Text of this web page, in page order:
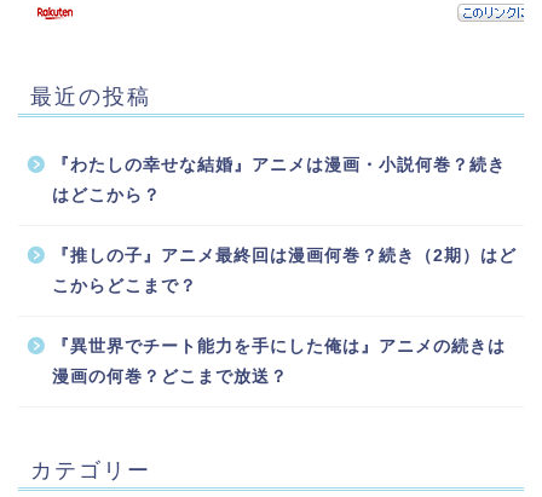
最近の投稿
『わたしの幸せな結婚』アニメは漫画・小説何巻？続き
はどこから？
『推しの子』アニメ最終回は漫画何巻？続き（2期）はど
こからどこまで？
『異世界でチート能力を手にした俺は』アニメの続きは
漫画の何巻？どこまで放送？
カテゴリー